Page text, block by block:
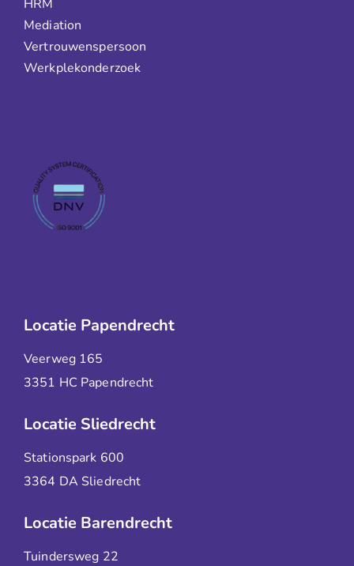
HRM
Mediation
Vertrouwenspersoon
Werkplekonderzoek
Locatie Papendrecht
Veerweg 165
3351 HC Papendrecht
Locatie Sliedrecht
Stationspark 600
3364 DA Sliedrecht
Locatie Barendrecht
Tuindersweg 22